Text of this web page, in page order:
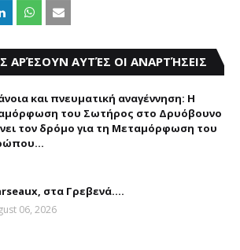
ΑΡΈΣΟΥΝ ΑΥΤΈΣ ΟΙ ΑΝΑΡΤΉΣΕΙΣ
και πνευματική αναγέννηση: Η
του Σωτήρος στο Δρυόβουνο
τον δρόμο για τη Μεταμόρφωση του
στα Γρεβενά….
06, 2026